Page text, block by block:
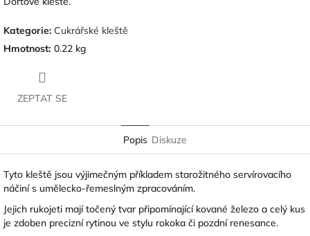
Kategorie: Cukrářské kleště
Hmotnost: 0.22 kg
ZEPTAT SE
Popis Diskuze
Tyto kleště jsou výjimečným příkladem starožitného servírovacího
náčiní s umělecko-řemeslným zpracováním.
Jejich rukojeti mají točený tvar připomínající kované železo a celý kus
je zdoben precizní rytinou ve stylu rokoka či pozdní renesance.